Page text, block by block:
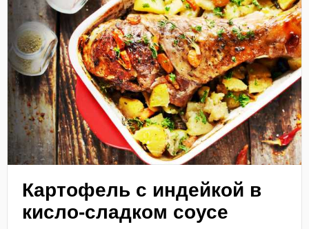
Картофель с индейкой в
кисло-сладком соусе